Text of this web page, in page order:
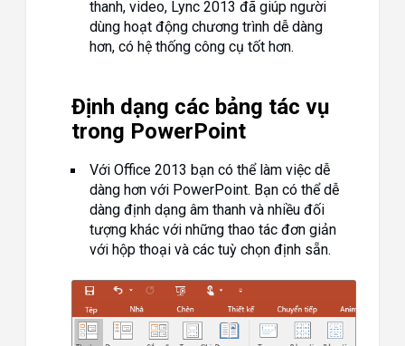
thanh, video, Lync 2013 đã giúp người
dùng hoạt động chương trình dễ dàng
hơn, có hệ thống công cụ tốt hơn.
Định dạng các bảng tác vụ
trong PowerPoint
Với Office 2013 bạn có thể làm việc dễ
dàng hơn với PowerPoint. Bạn có thể dễ
dàng định dạng âm thanh và nhiều đối
tượng khác với những thao tác đơn giản
với hộp thoại và các tuỳ chọn định sẵn.